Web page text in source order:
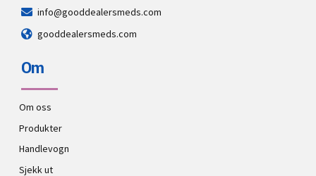
info@gooddealersmeds.com
gooddealersmeds.com
Om
Om oss
Produkter
Handlevogn
Sjekk ut